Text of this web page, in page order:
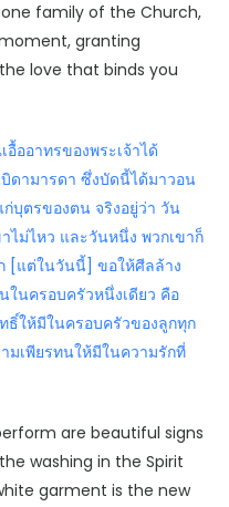
family of the Church,
granting
love that binds you
าทรของพระเจ้าได้
ดามารดา ซึ่งบัดนี้ได้มาวอน
บุตรของตน จริงอยู่ว่า วัน
ไม่ไหว และวันหนึ่ง พวกเขาก็
[แต่ในวันนี้] ขอให้ศีลล้าง
ในครอบครัวหนึ่งเดียว คือ
ให้มีในครอบครัวของลูกทุก
มเพียรทนให้มีในความรักที่
are beautiful signs
washing in the Spirit
garment is the new